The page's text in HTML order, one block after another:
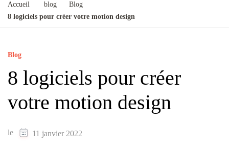
Accueil blog
Blog
8 logiciels pour créer votre motion design
Blog
8 logiciels pour créer
votre motion design
le 11 janvier 2022